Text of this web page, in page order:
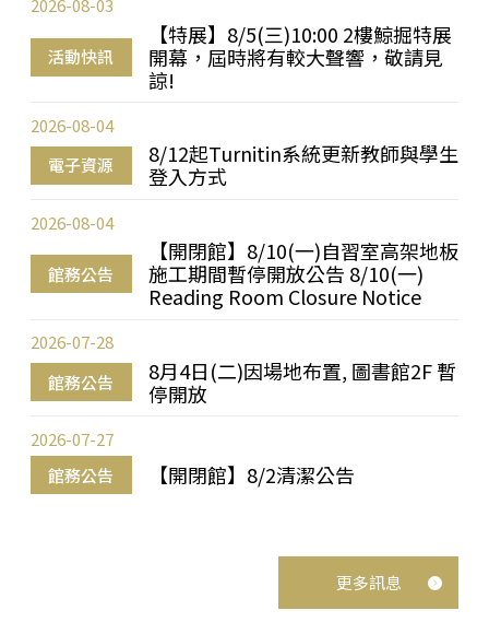
活動快訊
【特展】8/5(三)10:00 2樓鯨掘特展
開幕，屆時將有較大聲響，敬請見
諒!
2026-08-03
電子資源
8/12起Turnitin系統更新教師與學生
登入方式
2026-08-04
館務公告
【開閉館】8/10(一)自習室高架地板
施工期間暫停開放公告 8/10(一)
Reading Room Closure Notice
2026-08-04
館務公告
8月4日(二)因場地布置, 圖書館2F 暫
停開放
2026-07-28
館務公告 【開閉館】8/2清潔公告
2026-07-27
更多訊息